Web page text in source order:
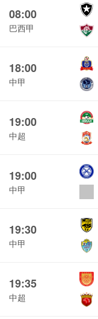
08:00
巴西甲
18:00
中甲
19:00
中超
19:00
中甲
19:30
中甲
19:35
中超